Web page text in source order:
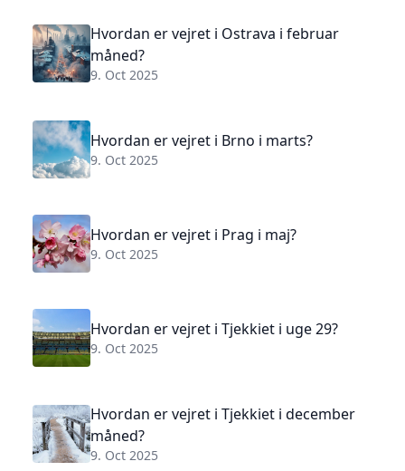
Hvordan er vejret i Ostrava i februar
måned?
9. Oct 2025
Hvordan er vejret i Brno i marts?
9. Oct 2025
Hvordan er vejret i Prag i maj?
9. Oct 2025
Hvordan er vejret i Tjekkiet i uge 29?
9. Oct 2025
Hvordan er vejret i Tjekkiet i december
måned?
9. Oct 2025